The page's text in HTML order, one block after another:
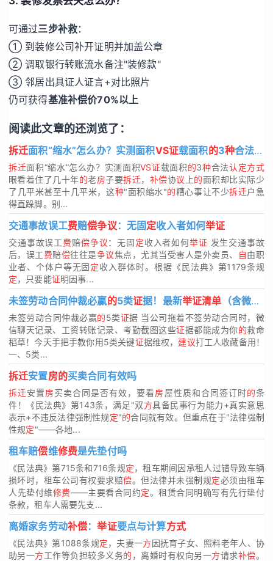
可通过三步补救：
① 到装修公司补开证明并加盖公章
② 调取银行转账流水备注"装修款"
③ 邻居出具证人证言+对比照片
仍可获得基准补偿价70%以上
阅读此文章的还浏览了：
拆迁面积“缩水”怎么办？实测面积VS证载面积的3种合法认
拆迁面积“缩水”怎么办？实测面积VS证载面积的3种合法认定方式
眼看着住了几十年的老房子要拆迁， 补偿协议 上的面积却比实际少
了几平米甚至十几平米，这种"面积缩水"的糟心事让不少拆迁户急
得直跺脚。别...
交通事故误工费赔偿争议：无固定收入者如何举证
交通事故误工费赔偿争议：无固定收入者如何举证 发生交通事故
后，误工费赔偿往往是争议焦点，尤其当受害人是外卖员、 自由职
业者、个体户等无固定收入群体时。根据《民法典》第1179条规
定，只要能证明因事...
未签劳动合同仲裁必赢的5类证据！最新举证清单 （含微信记录）
未签劳动合同仲裁必赢的5类证据 当公司拖着不签劳动合同时，微
信聊天记录、工资转账记录、考勤截图这些证据都能成为你的救命
稻草！今天手把手教你用5类关键证据维权， 建议打工人收藏备用！
一、5类...
拆迁安置房的买卖合同有效吗
拆迁安置房买卖合同是否有效，要看房 屋性质和合同签订时的条
件！《民法典》第143条，满足"双方具备民事行为能力+真实意思
表示+不违反法律强制性规定"的合同就有效。但重点在于"法律强制
性规定"——各地...
租车赔偿维修费是先垫付吗
《民法典》第715条和716条规定，租车期间因承租人过错导致车辆
损坏时，租车公司有权要求赔偿。但法律并未强制规定必须由租车
人先垫付维修费——主要看合同约定。租赁合同明确写有先行垫付
条款，租车人需要先支...
离婚家务劳动补偿：举证要点与计算方式
《民法典》第1088条规定，夫妻一方因抚育子女、照料老年人、协
助另一方工作等负担较多义务的 ，离婚时有权向另一方请求补偿。